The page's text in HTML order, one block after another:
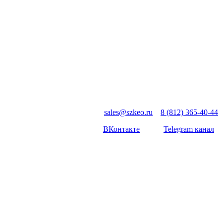
sales@szkeo.ru
8 (812) 365-40-44
ВКонтакте
Telegram канал